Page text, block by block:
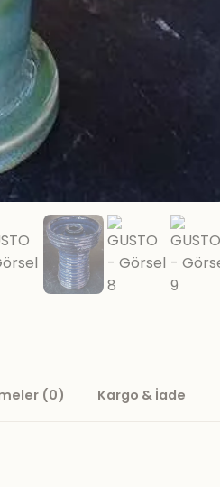
(0) Kargo & İade